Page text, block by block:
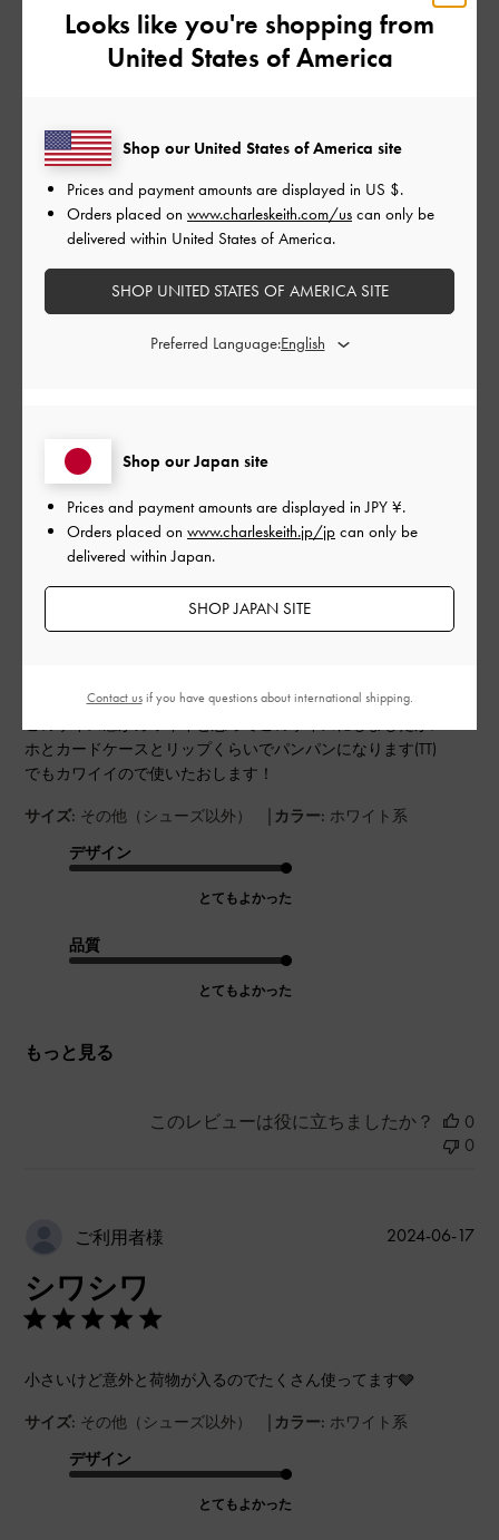
意外に、カードケース(財布兼)・リップ・パウダー・鍵・鏡・ク
シ・フリスク・香水 も入って収納に気をつければ不自由ない量
入れられます！♡
デザイン
とてもよかった
品質
とてもよかった
ご利用者様
一目惚れ
サイズを大きいのと迷いましたが、
ホとカードケースとリップくらいでパンパンになります(TT)
でもカワイイので使いたおします！
サイズ: その他（シューズ以外） | カラー: ホワイト系
デザイン
とてもよかった
品質
とてもよかった
もっと見る
2024-06-21
このレビューは役に立ちましたか？
0
0
ご利用者様
シワシワ
小さいけど意外と荷物が入るのでたくさん使ってます🩶
サイズ: その他（シューズ以外） | カラー: ホワイト系
デザイン
とてもよかった
公
2024-06-17
Looks like you're shopping from
United States of America
Shop our Japan site
Prices and payment amounts are displayed inJPY ¥.
Orders placed on www.charleskeith.jp/jp can only be
delivered within Japan.
SHOP JAPAN SITE
Shop our United States of America site
Prices and payment amounts are displayed in US $.
Orders placed on www.charleskeith.com/us can only be
delivered within United States of America.
SHOP UNITED STATES OF AMERICA SITE
Preferred Language:
Contact usif you have questions about international shipping.